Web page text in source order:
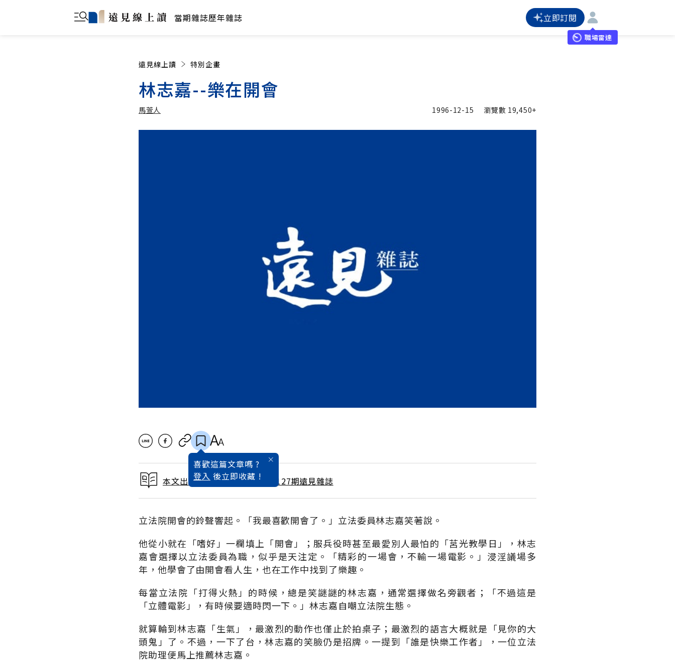
當期雜誌歷年雜誌 立即訂閱
職場雷達
遠見線上讀 特別企畫
林志嘉--樂在開會
馬萱人 1996-12-15 瀏覽數 19,450+
喜歡這篇文章嗎 ?
登入 後立即收藏 !
本文出自 1997 / 1月號雜誌 第127期遠見雜誌
立法院開會的鈴聲響起。「我最喜歡開會了。」立法委員林志嘉笑著說。
他從小就在「嗜好」一欄填上「開會」；服兵役時甚至最愛別人最怕的「莒光教學日」，林志
嘉會選擇以立法委員為職，似乎是天注定。「精彩的一場會，不輸一場電影。」浸淫議場多
年，他學會了由開會看人生，也在工作中找到了樂趣。
每當立法院「打得火熱」的時候，總是笑謎謎的林志嘉，通常選擇做名旁觀者；「不過這是
「立體電影」，有時候要適時閃一下。」林志嘉自嘲立法院生態。
就算輪到林志嘉「生氣」，最激烈的動作也僅止於拍桌子；最激烈的語言大概就是「見你的大
頭鬼」了。不過，一下了台，林志嘉的笑臉仍是招牌。一提到「誰是快樂工作者」，一位立法
院助理便馬上推薦林志嘉。